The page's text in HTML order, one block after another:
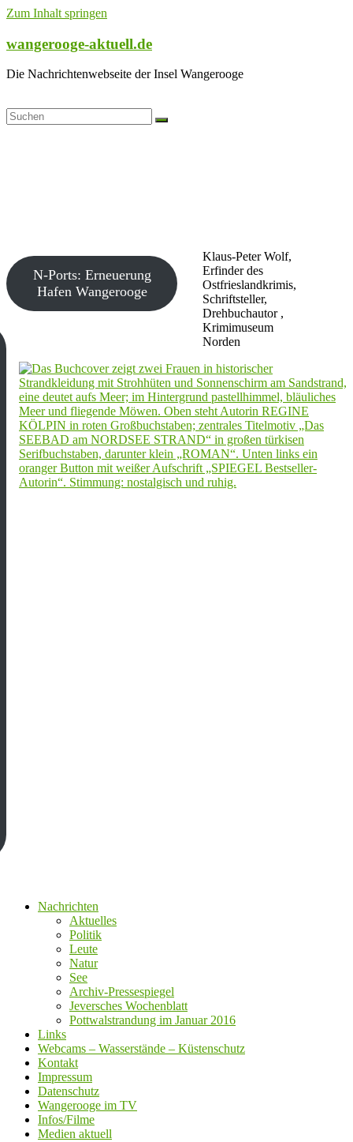
Zum Inhalt springen
wangerooge-aktuell.de
Die Nachrichtenwebseite der Insel Wangerooge
Klaus-Peter Wolf,
Erfinder des
Ostfrieslandkrimis,
Schriftsteller,
Drehbuchautor ,
Krimimuseum
Norden
N-Ports: Erneuerung
Hafen Wangerooge
Nachrichten
Aktuelles
Politik
Leute
Natur
See
Archiv-Pressespiegel
Jeversches Wochenblatt
Pottwalstrandung im Januar 2016
Links
Webcams – Wasserstände – Küstenschutz
Kontakt
Impressum
Datenschutz
Wangerooge im TV
Infos/Filme
Medien aktuell